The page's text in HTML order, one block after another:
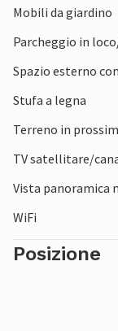
Mobili da giardino
Parcheggio in
Spazio esterno
Stufa a legna
Terreno in
TV satellitare/
Vista panoramica
WiFi
Posizione